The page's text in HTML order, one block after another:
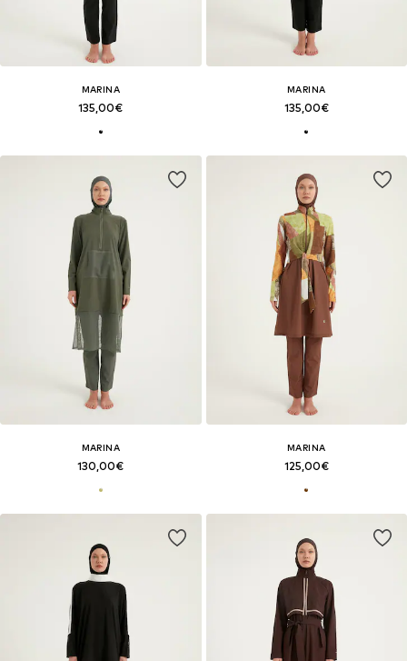
MARINA
135,00€
MARINA
135,00€
MARINA
130,00€
MARINA
125,00€